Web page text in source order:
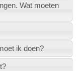
Wat moeten
ik doen?